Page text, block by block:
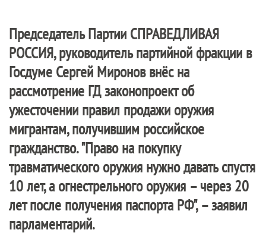
Председатель Партии СПРАВЕДЛИВАЯ
РОССИЯ, руководитель партийной фракции в
Госдуме Сергей Миронов внёс на
рассмотрение ГД законопроект об
ужесточении правил продажи оружия
мигрантам, получившим российское
гражданство. "Право на покупку
травматического оружия нужно давать спустя
10 лет, а огнестрельного оружия – через 20
лет после получения паспорта РФ", – заявил
парламентарий.